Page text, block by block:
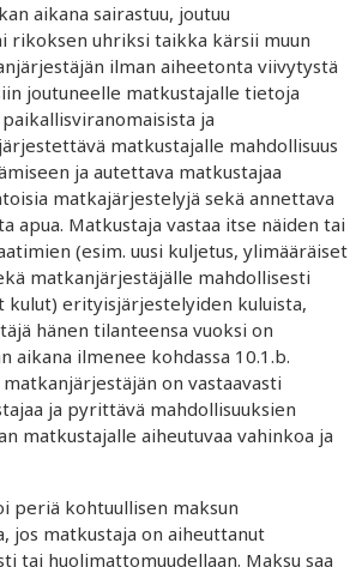
aikana sairastuu, joutuu
rikoksen uhriksi taikka kärsii muun
ilman aiheetonta viivytystä
joutuneelle matkustajalle tietoja
ja
matkustajalle mahdollisuus
ja autettava matkustajaa
matkajärjestelyjä sekä annettava
apua. Matkustaja vastaa itse näiden tai
(esim. uusi kuljetus, ylimääräiset
matkanjärjestäjälle mahdollisesti
kulut) erityisjärjestelyiden kuluista,
hänen tilanteensa vuoksi on
aikana ilmenee kohdassa 10.1.b.
on vastaavasti
ja pyrittävä mahdollisuuksien
matkustajalle aiheutuvaa vahinkoa ja
periä kohtuullisen maksun
jos matkustaja on aiheuttanut
tai huolimattomuudellaan. Maksu saa